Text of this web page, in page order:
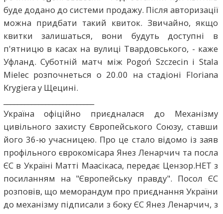
буде додано до системи продажу. Після авторизації
можна придбати такий квиток. Звичайно, якщо
квитки залишаться, вони будуть доступні в
п'ятницю в касах на вулиці Твардовського, - каже
Уфланд. Суботній матч між Pogoń Szczecin і Stala
Mielec розпочнеться о 20.00 на стадіоні Florianа
Krygierа у Щецині.
Україна офіційно приєдналася до Механізму
цивільного захисту Європейського Союзу, ставши
його 36-ю учасницею. Про це стало відомо із заяв
профільного єврокомісара Янез Ленарчич та посла
ЄС в Україні Матті Маасікаса, передає Цензор.НЕТ з
посиланням на "Європейську правду". Посол ЄС
розповів, що меморандум про приєднання України
до механізму підписали з боку ЄС Янез Ленарчич, з